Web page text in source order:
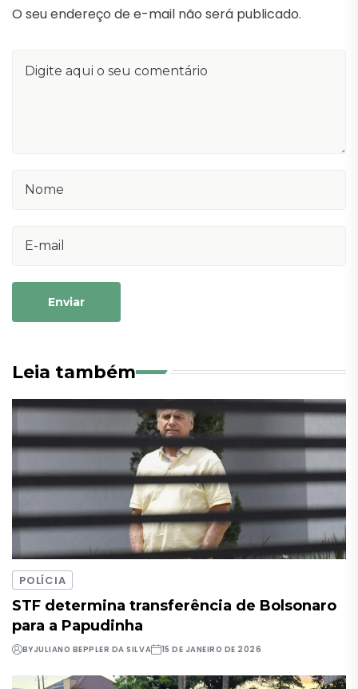
O seu endereço de e-mail não será publicado.
Enviar
Leia também
POLÍCIA
STF determina transferência de Bolsonaro
para a Papudinha
BYJULIANO BEPPLER DA SILVA 15 DE JANEIRO DE 2026